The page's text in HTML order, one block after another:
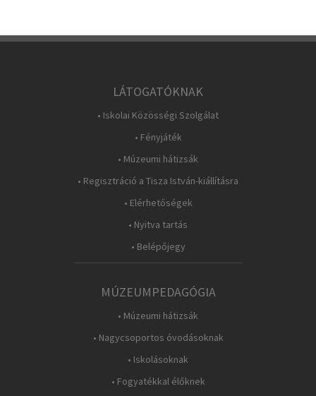
LÁTOGATÓKNAK
• Iskolai Közösségi Szolgálat
• Fényjáték
• Múzeumi hátizsák
• Regisztráció a Tisza István-kiállításra
• Elérhetőségek
• Nyitva tartás
• Belépőjegy
MÚZEUMPEDAGÓGIA
• Múzeumi hátizsák
• Nagycsoportos óvodásoknak
• Iskolásoknak
• Fogyatékkal élőknek